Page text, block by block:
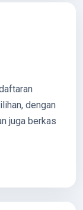
dengan
juga berkas